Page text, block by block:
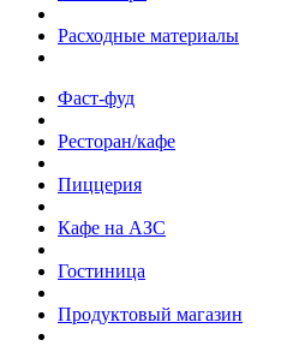
Расходные материалы
Фаст-фуд
Ресторан/кафе
Пиццерия
Кафе на АЗС
Гостиница
Продуктовый магазин